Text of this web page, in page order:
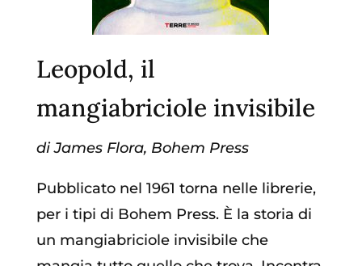
Leopold, il
mangiabriciole invisibile
di James Flora, Bohem Press
Pubblicato nel 1961 torna nelle librerie,
per i tipi di Bohem Press. È la storia di
un mangiabriciole invisibile che